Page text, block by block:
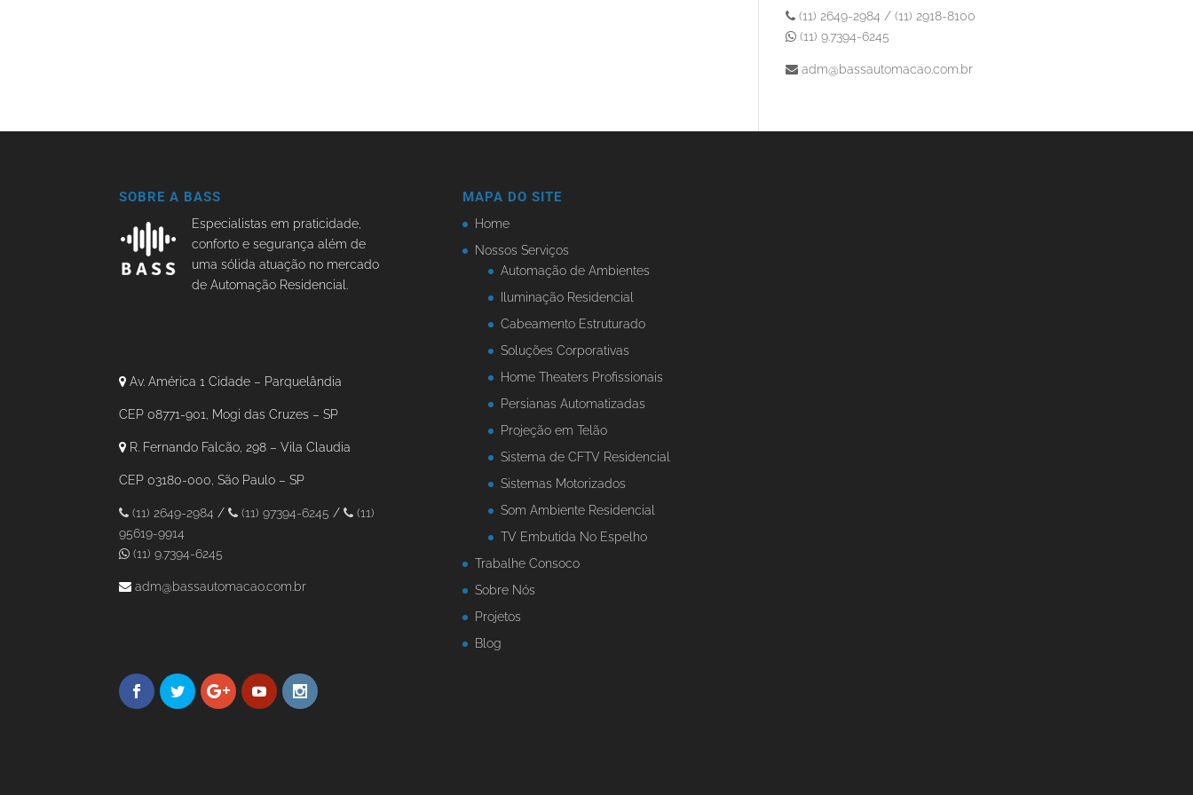
(11) 2649-2984 / (11) 2918-8100
(11) 9.7394-6245
adm@bassautomacao.com.br
SOBRE A BASS
Especialistas em praticidade,
conforto e segurança além de
uma sólida atuação no mercado
de Automação Residencial.
Av. América 1 Cidade – Parquelândia
CEP 08771-901, Mogi das Cruzes – SP
R. Fernando Falcão, 298 – Vila Claudia
CEP 03180-000, São Paulo – SP
(11) 2649-2984 / (11) 97394-6245 /
(11)
95619-9914
(11) 9.7394-6245
adm@bassautomacao.com.br
MAPA DO SITE
Home
Nossos Serviços
Automação de Ambientes
Iluminação Residencial
Cabeamento Estruturado
Soluções Corporativas
Home Theaters Profissionais
Persianas Automatizadas
Projeção em Telão
Sistema de CFTV Residencial
Sistemas Motorizados
Som Ambiente Residencial
TV Embutida No Espelho
Trabalhe Consoco
Sobre Nós
Projetos
Blog